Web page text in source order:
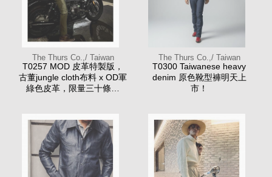
The Thurs Co.,/ Taiwan
T0257 MOD 皮革特製版，
古董jungle cloth布料 x OD軍
綠色皮革，限量三十條生
The Thurs Co.,/ Taiwan
T0300 Taiwanese heavy
denim 原色靴型褲明天上
市！